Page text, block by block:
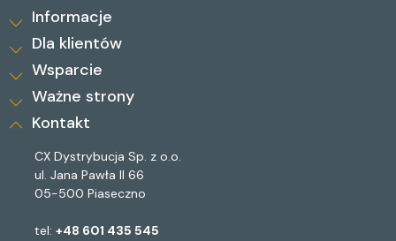
Informacje
Dla klientów
Wsparcie
Ważne strony
Kontakt
CX Dystrybucja Sp. z o.o.
ul. Jana Pawła II 66
05-500 Piaseczno
tel: +48 601 435 545